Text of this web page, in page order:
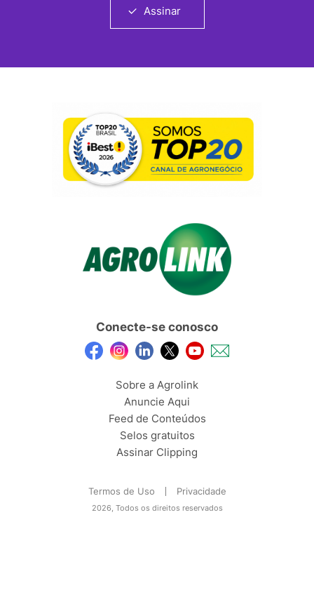
Assinar
Conecte-se conosco
Sobre a Agrolink
Anuncie Aqui
Feed de Conteúdos
Selos gratuitos
Assinar Clipping
Termos de Uso Privacidade
2026, Todos os direitos reservados